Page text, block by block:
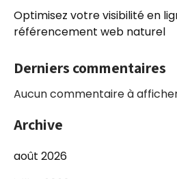
Optimisez votre visibilité en
référencement web naturel
Derniers commentaires
Aucun commentaire à
Archive
août 2026